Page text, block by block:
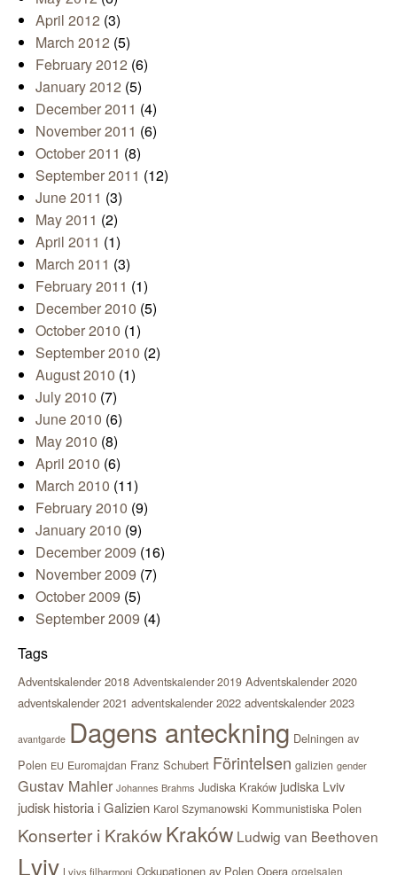
April 2012 (3)
March 2012 (5)
February 2012 (6)
January 2012 (5)
December 2011 (4)
November 2011 (6)
October 2011 (8)
September 2011 (12)
June 2011 (3)
May 2011 (2)
April 2011 (1)
March 2011 (3)
February 2011 (1)
December 2010 (5)
October 2010 (1)
September 2010 (2)
August 2010 (1)
July 2010 (7)
June 2010 (6)
May 2010 (8)
April 2010 (6)
March 2010 (11)
February 2010 (9)
January 2010 (9)
December 2009 (16)
November 2009 (7)
October 2009 (5)
September 2009 (4)
Tags
Adventskalender 2018 Adventskalender 2019 Adventskalender 2020
adventskalender 2021 adventskalender 2022 adventskalender 2023
avantgarde Dagens anteckning Delningen av
Polen EU Euromajdan Franz Schubert Förintelsen galizien gender
Gustav Mahler Johannes Brahms Judiska Kraków judiska Lviv
judisk historia i Galizien Karol Szymanowski Kommunistiska Polen
Konserter i KrakówKraków Ludwig van Beethoven
Lviv Lvivs filharmoni Ockupationen av Polen Opera orgelsalen